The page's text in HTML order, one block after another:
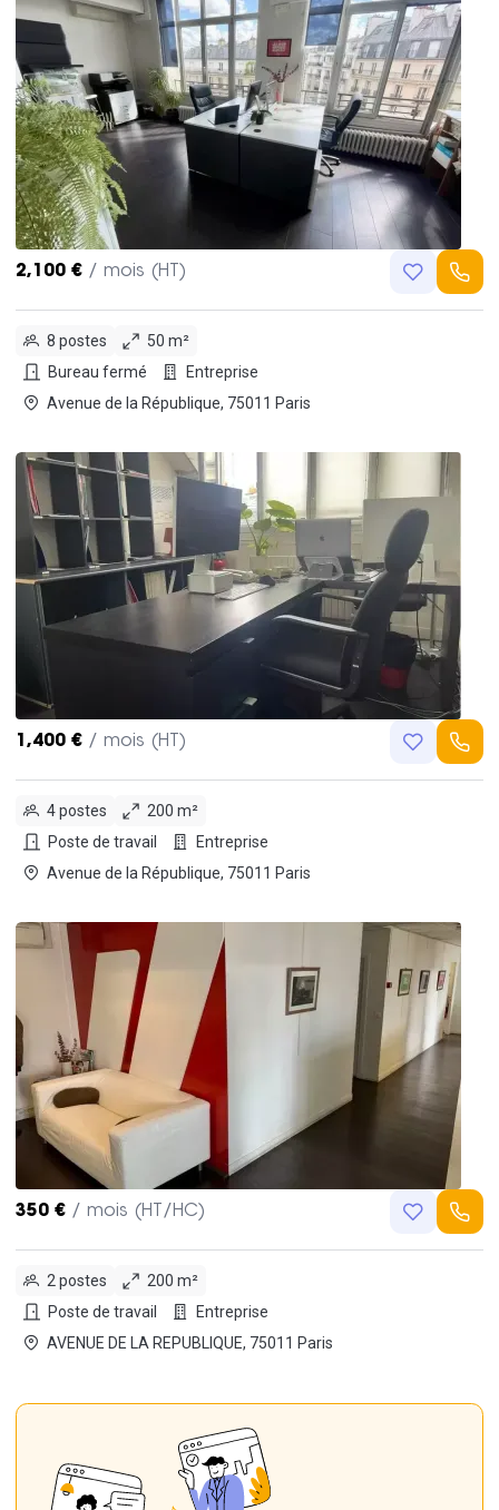
2,100 € / mois (HT)
8 postes
50 m²
Bureau fermé
Entreprise
Avenue de la République, 75011 Paris
1,400 € / mois (HT)
4 postes
200 m²
Poste de travail
Entreprise
Avenue de la République, 75011 Paris
350 € / mois (HT/HC)
2 postes
200 m²
Poste de travail
Entreprise
AVENUE DE LA REPUBLIQUE, 75011 Paris